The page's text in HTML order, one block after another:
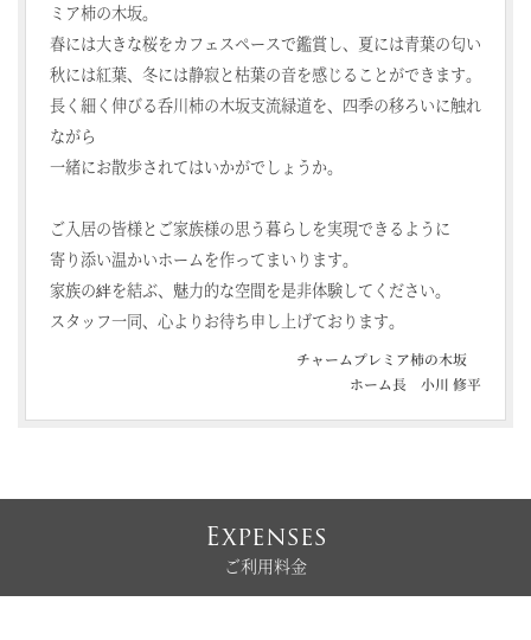
ミア柿の木坂。
春には大きな桜をカフェスペースで鑑賞し、夏には青葉の匂い
秋には紅葉、冬には静寂と枯葉の音を感じることができます。
長く細く伸びる呑川柿の木坂支流緑道を、四季の移ろいに触れ
ながら
一緒にお散歩されてはいかがでしょうか。
ご入居の皆様とご家族様の思う暮らしを実現できるように
寄り添い温かいホームを作ってまいります。
家族の絆を結ぶ、魅力的な空間を是非体験してください。
スタッフ一同、心よりお待ち申し上げております。
チャームプレミア柿の木坂
ホーム長 小川 修平
Expenses
ご利用料金